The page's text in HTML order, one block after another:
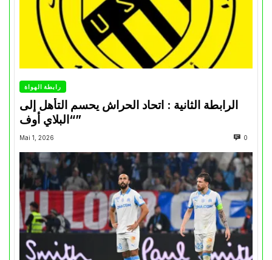
رابطة الهواة
الرابطة الثانية : اتحاد الحراش يحسم التأهل إلى
“البلاي أوف”
Mai 1, 2026 0